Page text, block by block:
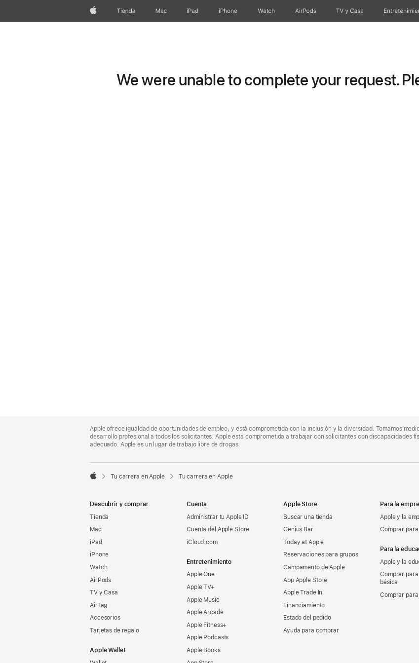
AppleTienda Mac iPad iPhone Watch AirPods TV & Casa
We were unable to complete your request.
Footer
Apple ofrece igualdad de oportunidades de empleo, y está comprometida con la inclusión y la diversidad. Tomamos
desarrollo profesional a todos los solicitantes. Apple está comprometida a trabajar con solicitantes con discapacidades
adecuado. Apple es un lugar de trabajo libre de drogas.

Tu carrera en Apple Tu carrera en Apple
Descubrir y comprar
Tienda
Mac
iPad
iPhone
Watch
AirPods
TV y Casa
AirTag
Accesorios
Tarjetas de regalo
Apple Wallet
Cuenta
Administrar tu Apple ID
Cuenta del Apple Store
iCloud.com
Entretenimiento
Apple One
Apple TV+
Apple Music
Apple Arcade
Apple Fitness+
Apple Podcasts
Apple Books
Apple Store
Buscar una tienda
Genius Bar
Today at Apple
Reservaciones para grupos
Campamento de Apple
App Apple Store
Apple Trade In
Financiamiento
Estado del pedido
Ayuda para comprar
Para la
Apple y la
Comprar
Para la
Apple y la
Comprar
básica
Comprar